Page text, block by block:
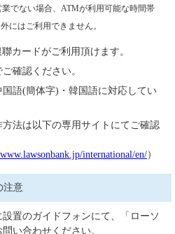
でない場合、ATMが利用可能な時間帯
にはご利用できません。
聯カードがご利用頂けます。
ご確認ください。
国語(簡体字)・韓国語に対応してい
方法は以下の専用サイトにてご確認
international/en/）
注意
設置のガイドフォンにて、「ローソ
い合わせください。